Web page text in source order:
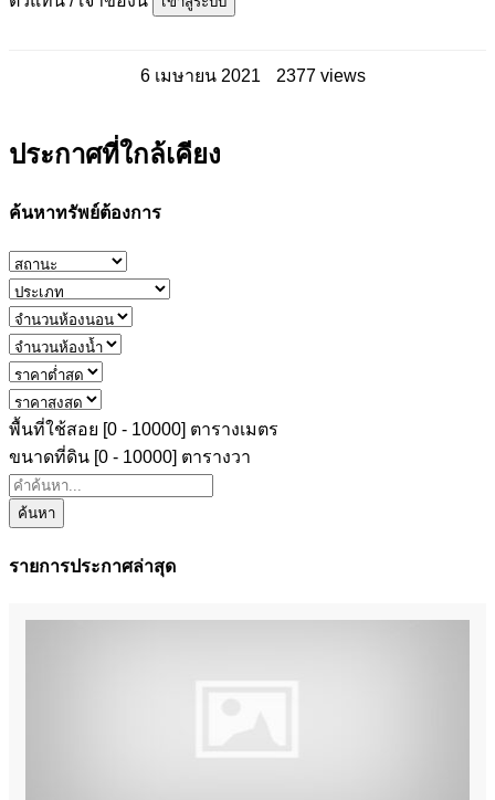
6 เมษายน 2021 2377 views
ประกาศที่ใกล้เคียง
ค้นหาทรัพย์ต้องการ
พื้นที่ใช้สอย [0 - 10000] ตารางเมตร
ขนาดที่ดิน [0 - 10000] ตารางวา
ค้นหา
รายการประกาศล่าสุด